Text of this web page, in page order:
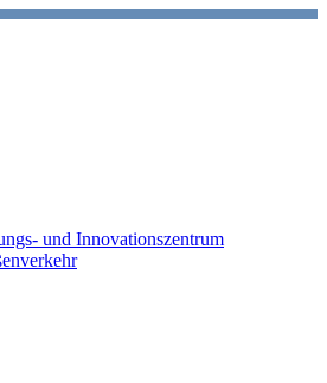
und Innovationszentrum